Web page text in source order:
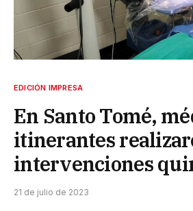
EDICIÓN IMPRESA
En Santo Tomé,
itinerantes
intervenciones
21 de julio de 2023